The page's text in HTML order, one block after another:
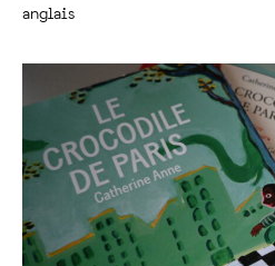
anglais